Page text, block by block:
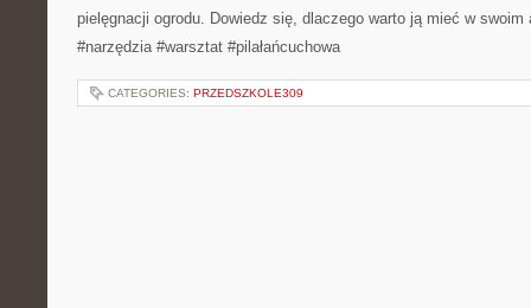
pielęgnacji ogrodu. Dowiedz się, dlaczego warto ją mieć w swoim
#narzędzia #warsztat #pilałańcuchowa
CATEGORIES: PRZEDSZKOLE309